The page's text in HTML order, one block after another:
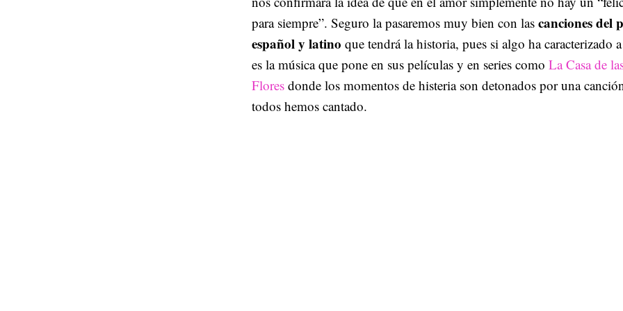
para siempre”. Seguro la pasaremos muy bien con las canciones del
español y latino que tendrá la historia, pues si algo ha caracterizado
es la música que pone en sus películas y en series como La Casa de
Flores donde los momentos de histeria son detonados por una
todos hemos cantado.